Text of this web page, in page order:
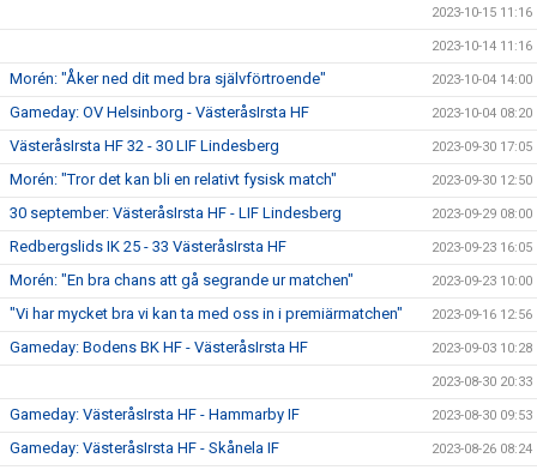
2023-10-15 11:16
2023-10-14 11:16
Morén: "Åker ned dit med bra självförtroende" 2023-10-04 14:00
Gameday: OV Helsinborg - VästeråsIrsta HF 2023-10-04 08:20
VästeråsIrsta HF 32 - 30 LIF Lindesberg 2023-09-30 17:05
Morén: "Tror det kan bli en relativt fysisk match" 2023-09-30 12:50
30 september: VästeråsIrsta HF - LIF Lindesberg 2023-09-29 08:00
Redbergslids IK 25 - 33 VästeråsIrsta HF 2023-09-23 16:05
Morén: "En bra chans att gå segrande ur matchen" 2023-09-23 10:00
"Vi har mycket bra vi kan ta med oss in i premiärmatchen" 2023-09-16 12:56
Gameday: Bodens BK HF - VästeråsIrsta HF 2023-09-03 10:28
2023-08-30 20:33
Gameday: VästeråsIrsta HF - Hammarby IF 2023-08-30 09:53
Gameday: VästeråsIrsta HF - Skånela IF 2023-08-26 08:24